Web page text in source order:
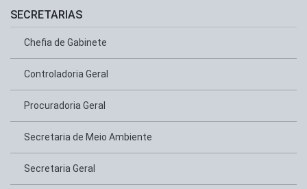
SECRETARIAS
Chefia de Gabinete
Controladoria Geral
Procuradoria Geral
Secretaria de Meio Ambiente
Secretaria Geral